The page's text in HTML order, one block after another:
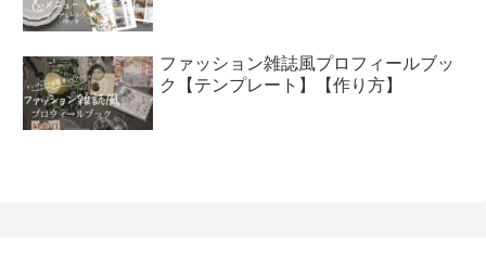
ファッション雑誌風プロフィールブッ
ク【テンプレート】【作り方】